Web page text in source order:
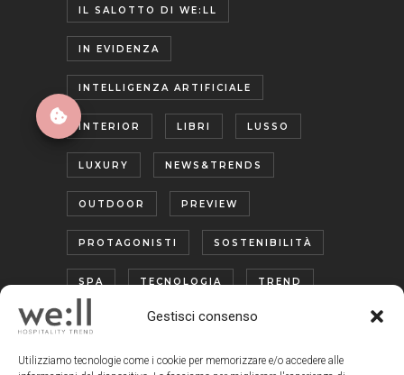
Gestisci consenso
Utilizziamo tecnologie come i cookie per memorizzare e/o accedere alle
IL SALOTTO DI WE:LL
IN EVIDENZA
INTELLIGENZA ARTIFICIALE
INTERIOR LIBRI LUSSO
LUXURY NEWS&TRENDS
OUTDOOR PREVIEW
PROTAGONISTI SOSTENIBILITÀ
SPA TECNOLOGIA TREND
TURISMO ENOGASTRONOMICO
WELLNESS